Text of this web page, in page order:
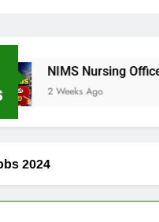
Officer Shortlisted
2024